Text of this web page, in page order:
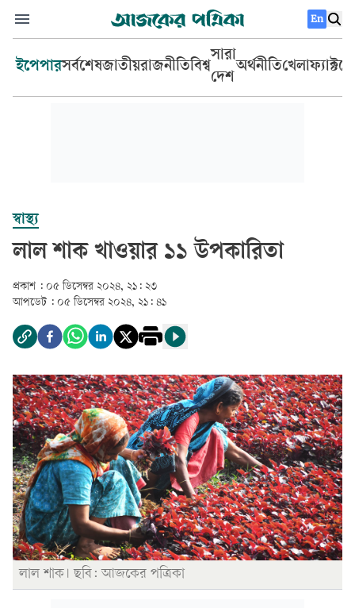
En
ইপেপারসর্বশেষজাতীয়রাজনীতিবিশ্ব
সারা
দেশ
অর্থনীতিখেলা
স্বাস্থ্য
লাল শাক খাওয়ার ১১ উপকারিতা
প্রকাশ : ০৫ ডিসেম্বর ২০২৪, ২১: ২৩
আপডেট : ০৫ ডিসেম্বর ২০২৪, ২১: ৪১
লাল শাক। ছবি: আজকের পত্রিকা